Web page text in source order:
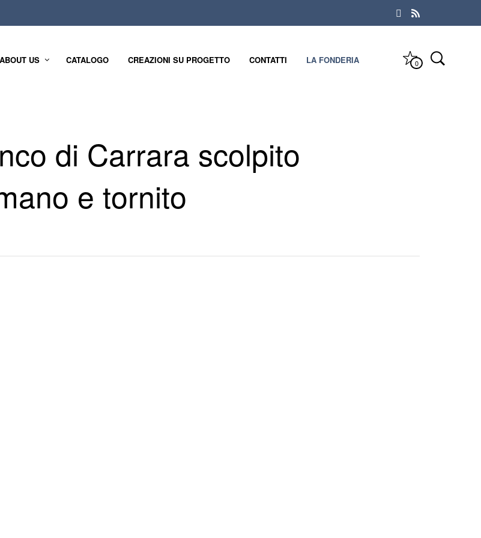
ABOUT US CATALOGO CREAZIONI SU PROGETTO CONTATTI LA FONDERIA 0
di Carrara scolpito
e tornito